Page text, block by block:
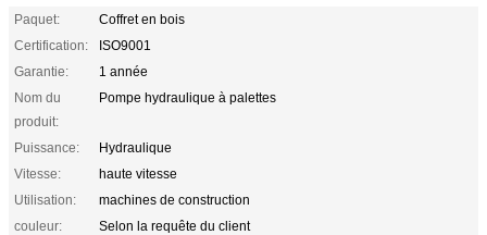
Paquet:
Coffret en bois
Certification:
ISO9001
Garantie:
1 année
Nom du
produit:
Pompe hydraulique à palettes
Puissance:
Hydraulique
Vitesse:
haute vitesse
Utilisation:
machines de construction
couleur:
Selon la requête du client